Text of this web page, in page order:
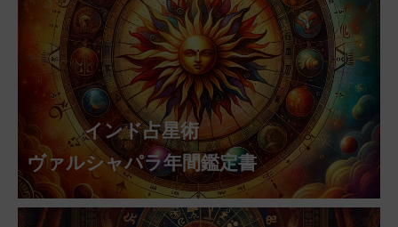
インド占星術
ヴァルシャパラ年間鑑定書